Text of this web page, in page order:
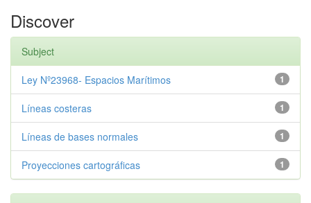
Discover
Subject
1
Ley Nº23968- Espacios Marítimos
1
Líneas costeras
1
Líneas de bases normales
1
Proyecciones cartográficas